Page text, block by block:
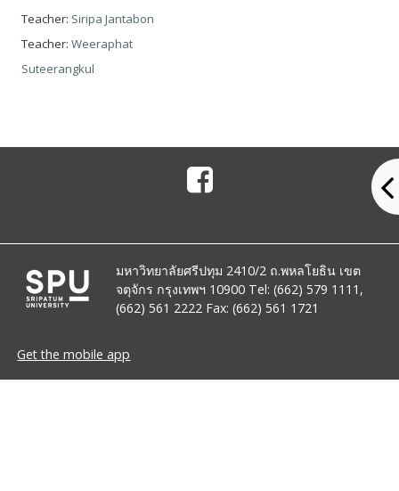
Teacher: Siripa Jantabon
Teacher:Weeraphat
Suteerangkul
มหาวิทยาลัยศรีปทุม 2410/2 ถ.พหลโยธิน เขต
จตุจักร กรุงเทพฯ 10900 Tel: (662) 579 1111,
(662) 561 2222 Fax: (662) 561 1721
Get the mobile app